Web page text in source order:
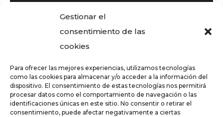
Gestionar el
consentimiento de las
cookies
Para ofrecer las mejores experiencias, utilizamos tecnologías
como las cookies para almacenar y/o acceder a la información del
dispositivo. El consentimiento de estas tecnologías nos permitirá
procesar datos como el comportamiento de navegación o las
identificaciones únicas en este sitio. No consentir o retirar el
consentimiento, puede afectar negativamente a ciertas
2593 Timbercrest Road, Chisana, Alaska
Aurosfurniture@domain.vn
+ JOIN OUR NEWSLETTER